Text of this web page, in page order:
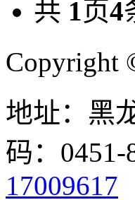
共 1页4
Copyright
地址：黑
码：0451-
17009617